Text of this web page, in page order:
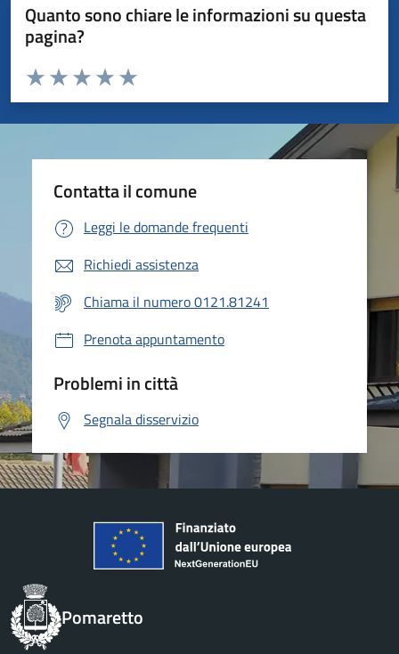
Quanto sono chiare le informazioni su questa
pagina?
Valuta da 1 a 5 stelle la pagina
Valuta 5 stelle su 5
Valuta 4 stelle su 5
Valuta 3 stelle su 5
Valuta 2 stelle su 5
Valuta 1 stelle su 5
Contatta il comune
Leggi le domande frequenti
Richiedi assistenza
Chiama il numero 0121.81241
Prenota appuntamento
Problemi in città
Segnala disservizio
Pomaretto